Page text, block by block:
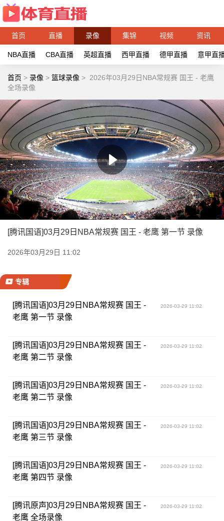
首页 直播 录像 集锦 视频 资讯
NBA直播 CBA直播 英超直播 西甲直播 德甲直播 意甲直
首页 > 录像 > 篮球录像 > 2026年03月29日NBA常规赛 国王 - 老鹰
全场录像
[腾讯国语]03月29日NBA常规赛 国王 - 老鹰 第一节 录像
2026年03月29日 11:02
专辑
[腾讯国语]03月29日NBA常规赛 国王 -
老鹰 第一节 录像
2026-03-29 11:02
[腾讯国语]03月29日NBA常规赛 国王 -
老鹰 第二节 录像
2026-03-29 11:02
[腾讯国语]03月29日NBA常规赛 国王 -
老鹰 第二节 录像
2026-03-29 11:02
[腾讯国语]03月29日NBA常规赛 国王 -
老鹰 第三节 录像
2026-03-29 11:02
[腾讯国语]03月29日NBA常规赛 国王 -
老鹰 第四节 录像
2026-03-29 11:02
[腾讯原声]03月29日NBA常规赛 国王 -
老鹰 全场录像
2026-03-29 11:02